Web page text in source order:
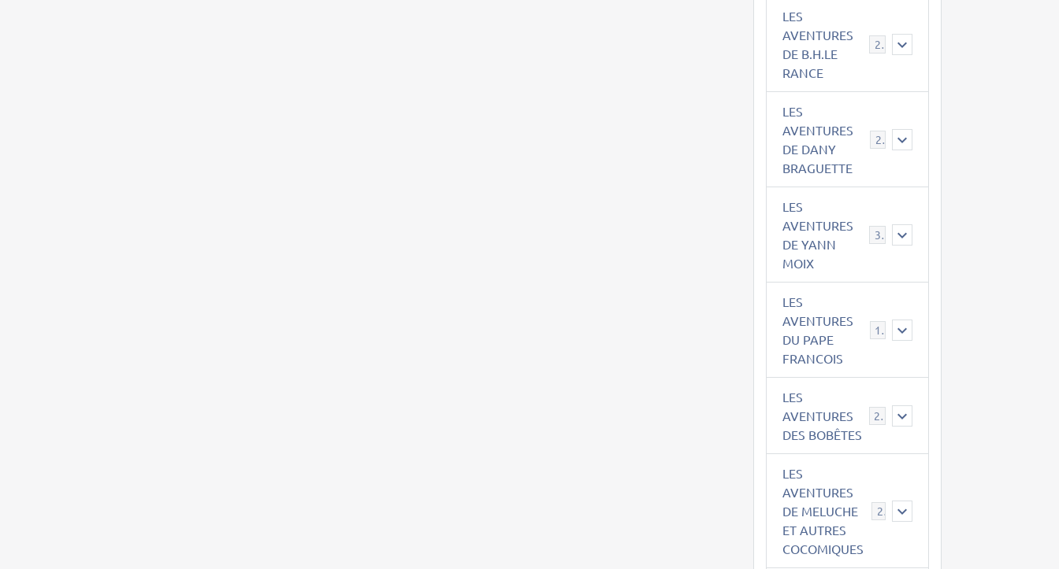
LES
AVENTURES
DE B.H.LE
RANCE
21
LES
AVENTURES
DE DANY
BRAGUETTE
29
LES
AVENTURES
DE YANN
MOIX
39
LES
AVENTURES
DU PAPE
FRANCOIS
15
LES
AVENTURES
DES BOBÊTES
23
LES
AVENTURES
DE MELUCHE
ET AUTRES
COCOMIQUES
22